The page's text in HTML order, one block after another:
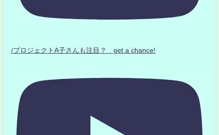
/プロジェクトA子さんも注目？ get a chance!